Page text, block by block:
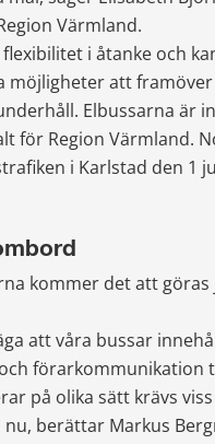
Värmland.
i åtanke och
möjligheter att
Elbussarna är
för Region Värmland.
i Karlstad den 1
kommer det att
att våra bussar
förarkommunikation
på olika sätt krävs
berättar Markus